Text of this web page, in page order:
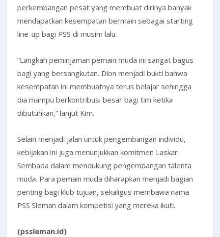
perkembangan pesat yang membuat dirinya banyak
mendapatkan kesempatan bermain sebagai starting
line-up bagi PSS di musim lalu.
“Langkah peminjaman pemain muda ini sangat bagus
bagi yang bersangkutan. Dion menjadi bukti bahwa
kesempatan ini membuatnya terus belajar sehingga
dia mampu berkontribusi besar bagi tim ketika
dibutuhkan,” lanjut Kim.
Selain menjadi jalan untuk pengembangan individu,
kebijakan ini juga menunjukkan komitmen Laskar
Sembada dalam mendukung pengembangan talenta
muda. Para pemain muda diharapkan menjadi bagian
penting bagi klub tujuan, sekaligus membawa nama
PSS Sleman dalam kompetisi yang mereka ikuti.
(pssleman.id)